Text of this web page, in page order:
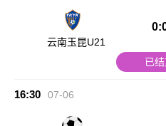
云南玉昆U21
已
16:30 07-06